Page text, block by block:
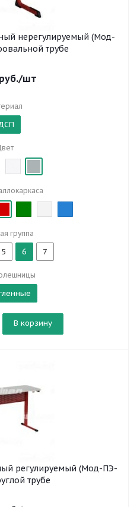
нерегулируемый (Мод-
трубе
руб./шт
группа
5 6 7
В корзину
регулируемый (Мод-ПЭ-
трубе